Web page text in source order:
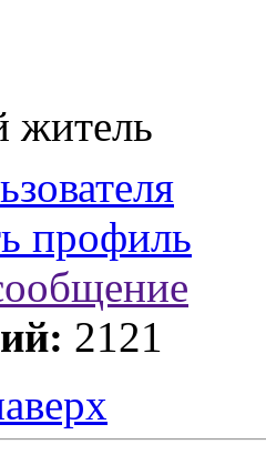
житель
профиль
2121